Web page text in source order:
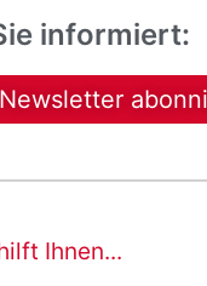
informiert:
Ihnen...